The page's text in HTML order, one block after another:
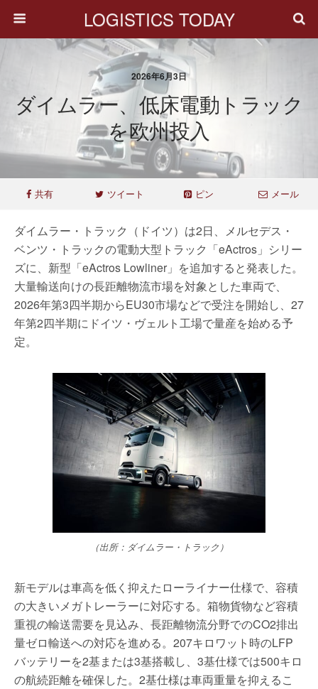
LOGISTICS TODAY
2026年6月3日
ダイムラー、低床電動トラック
を欧州投入
共有 ツイート ピン メール
ダイムラー・トラック（ドイツ）は2日、メルセデス・
ベンツ・トラックの電動大型トラック「eActros」シリー
ズに、新型「eActros Lowliner」を追加すると発表した。
大量輸送向けの長距離物流市場を対象とした車両で、
2026年第3四半期からEU30市場などで受注を開始し、27
年第2四半期にドイツ・ヴェルト工場で量産を始める予
定。
（出所：ダイムラー・トラック）
新モデルは車高を低く抑えたローライナー仕様で、容積
の大きいメガトレーラーに対応する。箱物貨物など容積
重視の輸送需要を見込み、長距離物流分野でのCO2排出
量ゼロ輸送への対応を進める。207キロワット時のLFP
バッテリーを2基または3基搭載し、3基仕様では500キロ
の航続距離を確保した。2基仕様は車両重量を抑えるこ